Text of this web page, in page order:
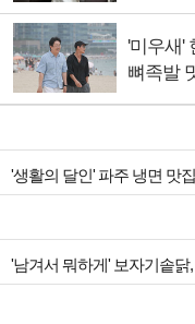
'미우새'
뼈족발
'생활의 달인' 파주 냉면 맛
'남겨서 뭐하게' 보자기솥닭